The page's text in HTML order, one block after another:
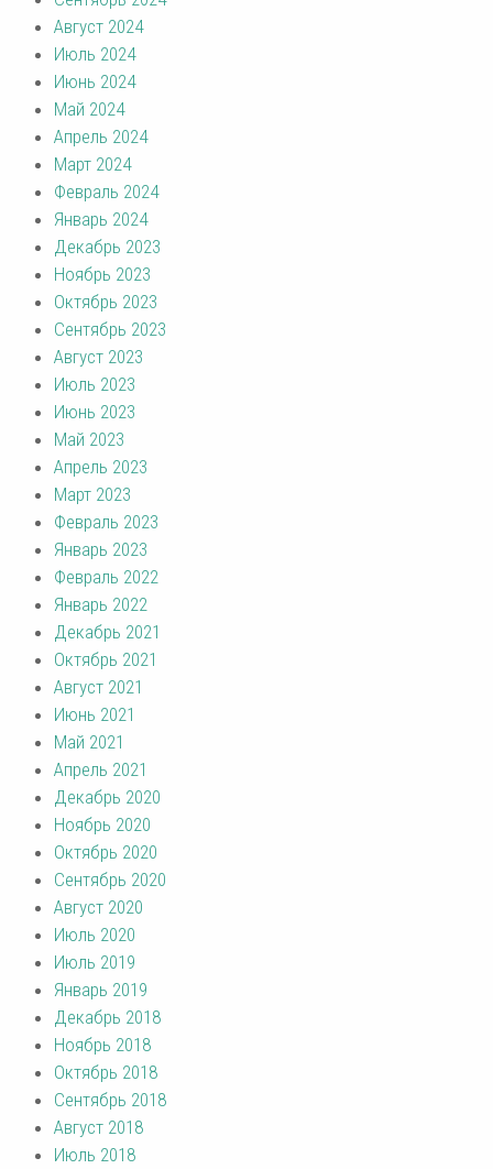
Август 2024
Июль 2024
Июнь 2024
Май 2024
Апрель 2024
Март 2024
Февраль 2024
Январь 2024
Декабрь 2023
Ноябрь 2023
Октябрь 2023
Сентябрь 2023
Август 2023
Июль 2023
Июнь 2023
Май 2023
Апрель 2023
Март 2023
Февраль 2023
Январь 2023
Февраль 2022
Январь 2022
Декабрь 2021
Октябрь 2021
Август 2021
Июнь 2021
Май 2021
Апрель 2021
Декабрь 2020
Ноябрь 2020
Октябрь 2020
Сентябрь 2020
Август 2020
Июль 2020
Июль 2019
Январь 2019
Декабрь 2018
Ноябрь 2018
Октябрь 2018
Сентябрь 2018
Август 2018
Июль 2018